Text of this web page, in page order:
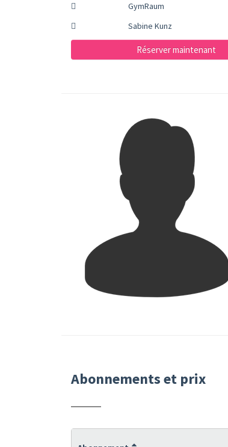
GymRaum
Sabine Kunz
Réserver maintenant
Abonnements et prix